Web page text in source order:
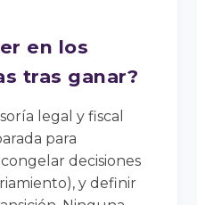
en los
tras ganar?
legal y fiscal
para
decisiones
y definir